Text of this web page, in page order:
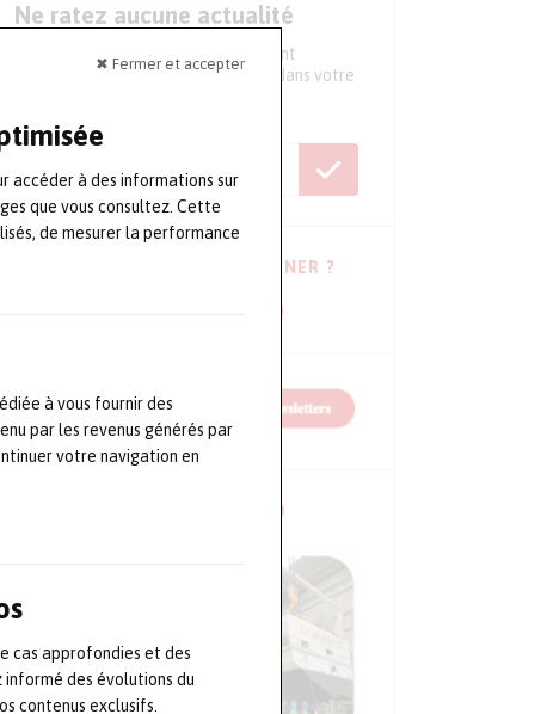
✖ Fermer et accepter
accéder à des informations sur
que vous consultez. Cette
de mesurer la performance
à vous fournir des
par les revenus générés par
votre navigation en
cas approfondies et des
informé des évolutions du
contenus exclusifs.
Ne ratez aucune actualité
Tous les 15 jours, recevez directement
l'essentiel de l'actualité du secteur dans votre
VOUS HÉSITEZ À VOUS ABONNER ?
Consulter les dernières newsletters !
NOS CONFÉRENCES EN VIDÉO